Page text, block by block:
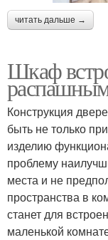
читать дальше →
Шкаф
Конструкция
быть не только
изделию
проблему
места и не
пространства в
станет для
маленькой